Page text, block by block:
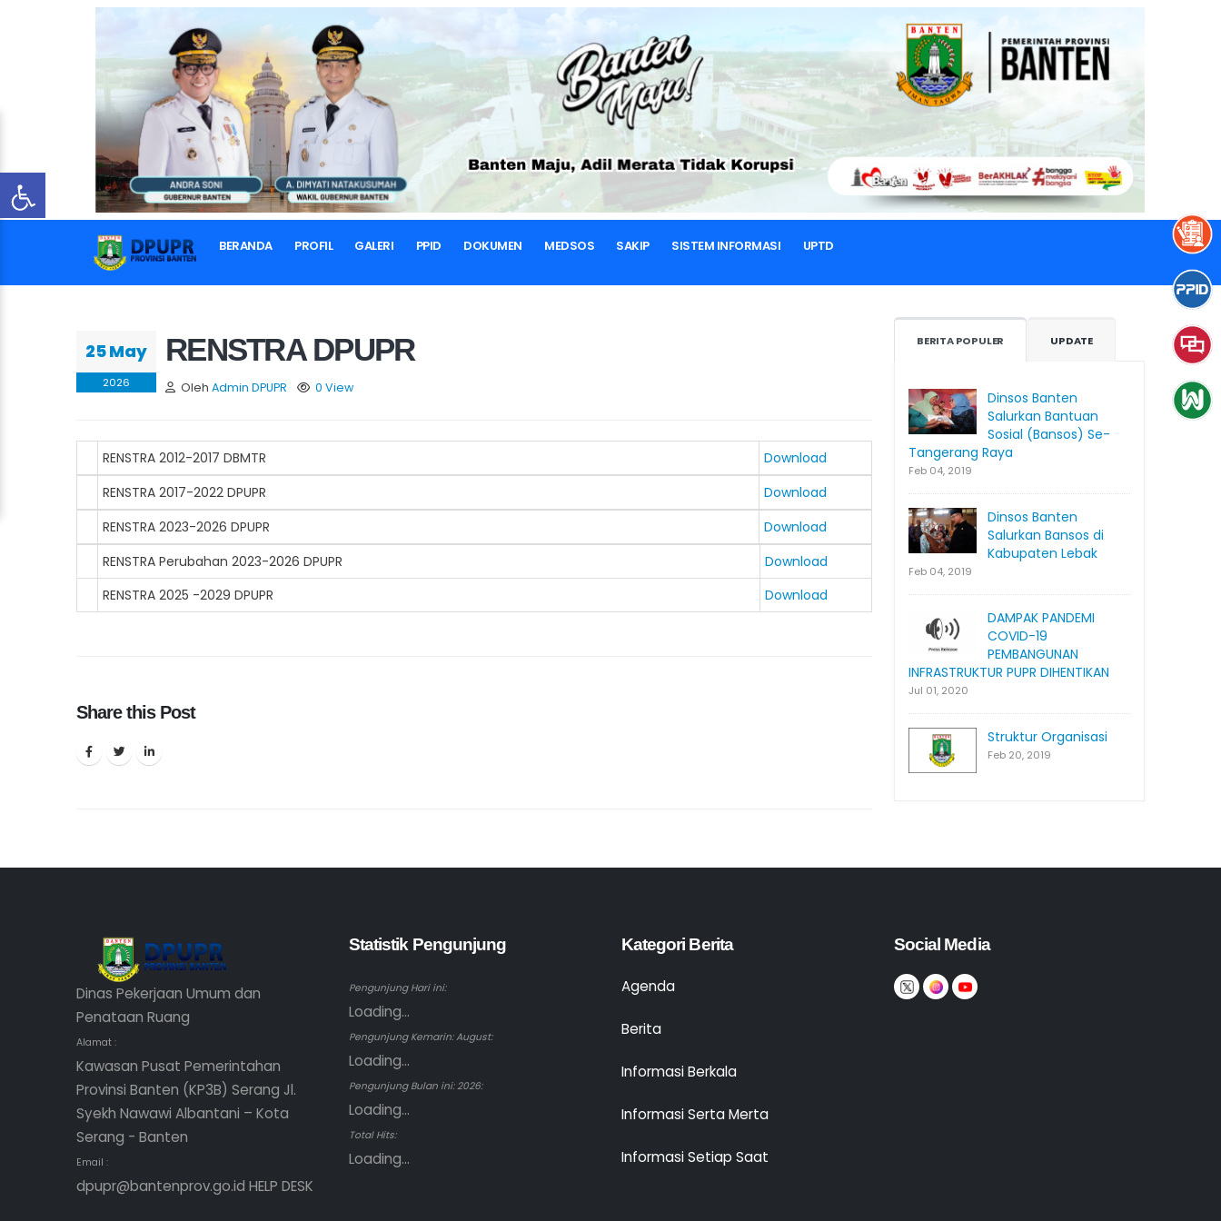
BERANDA PROFIL GALERI PPID DOKUMEN MEDSOS SAKIP SISTEM INFORMASI UPTD
RENSTRA DPUPR
SAKIP
BERANDA
25 May
2026
RENSTRA DPUPR
Oleh Admin DPUPR 0 View
RENSTRA 2012-2017 DBMTR
Download
RENSTRA 2017-2022 DPUPR
Download
RENSTRA 2023-2026 DPUPR
Download
RENSTRA Perubahan 2023-2026 DPUPR
Download
RENSTRA 2025 -2029 DPUPR
Download
Share this Post
BERITA POPULER UPDATE
Dinsos Banten
Salurkan Bantuan
Sosial (Bansos) Se-
Tangerang Raya
Feb 04, 2019
Dinsos Banten
Salurkan Bansos di
Kabupaten Lebak
Feb 04, 2019
DAMPAK PANDEMI
COVID-19
PEMBANGUNAN
INFRASTRUKTUR PUPR DIHENTIKAN
Jul 01, 2020
Struktur Organisasi
Feb 20, 2019
Dinas Pekerjaan Umum dan
Penataan Ruang
Alamat :
Kawasan Pusat Pemerintahan
Provinsi Banten (KP3B) Serang Jl.
Syekh Nawawi Albantani – Kota
Serang - Banten
Email :
dpupr@bantenprov.go.id HELP DESK
Statistik Pengunjung
Pengunjung Hari ini:
Loading...
Pengunjung Kemarin: August:
Loading...
Pengunjung Bulan ini: 2026:
Loading...
Total Hits:
Loading...
Kategori Berita
Agenda
Berita
Informasi Berkala
Informasi Serta Merta
Informasi Setiap Saat
Social Media